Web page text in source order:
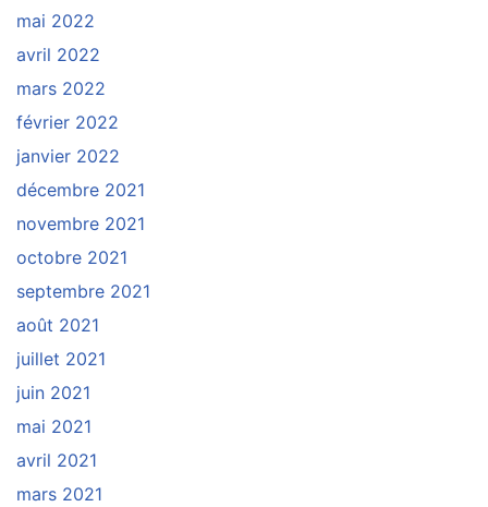
mai 2022
avril 2022
mars 2022
février 2022
janvier 2022
décembre 2021
novembre 2021
octobre 2021
septembre 2021
août 2021
juillet 2021
juin 2021
mai 2021
avril 2021
mars 2021